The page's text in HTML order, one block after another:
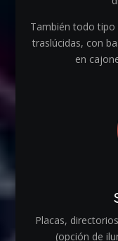
También todo tipo
traslúcidas, con
en
Placas,
(opción de